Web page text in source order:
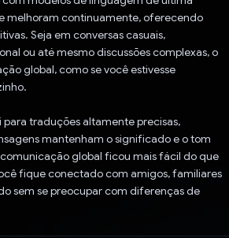
melhoram continuamente, oferecendo
Seja em conversas casuais,
ou até mesmo discussões complexas, o
global, como se você estivesse
para traduções altamente precisas,
mantenham o significado e o tom
global ficou mais fácil do que
fique conectado com amigos, familiares
sem se preocupar com diferenças de